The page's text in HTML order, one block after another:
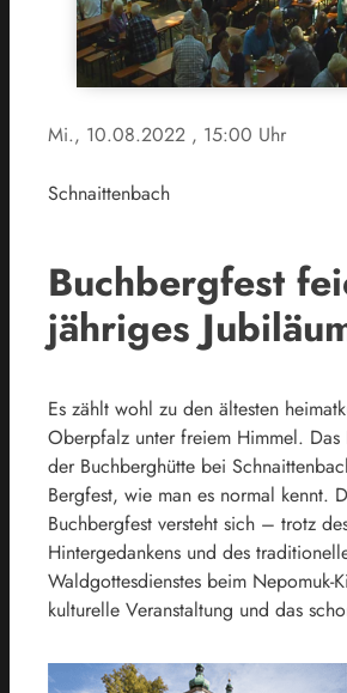
Mi., 10.08.2022 , 15:00 Uhr
Schnaittenbach
Buchbergfest
jähriges
Es zählt wohl zu den ältesten
Oberpfalz unter freiem Himmel. Das
der Buchberghütte bei
Bergfest, wie man es normal kennt.
Buchbergfest versteht sich – trotz
Hintergedankens und des
Waldgottesdienstes beim Nepomuk-
kulturelle Veranstaltung und das